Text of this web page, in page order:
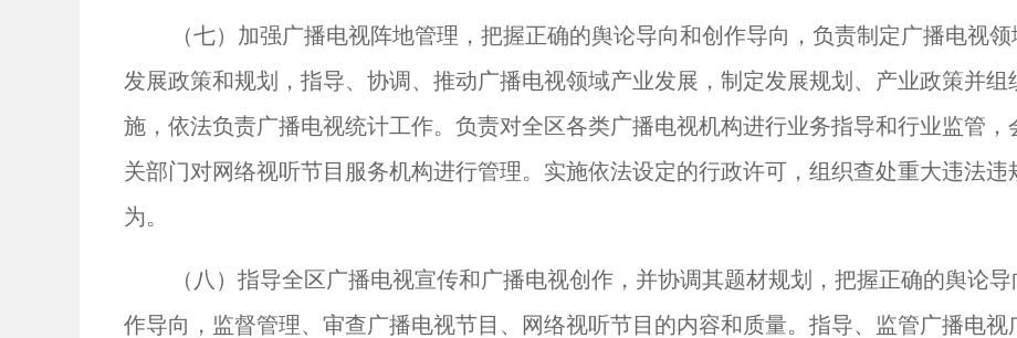
（七）加强广播电视阵地管理，把握正确的舆论导向和创作导向，负责制定广播电视领
发展政策和规划，指导、协调、推动广播电视领域产业发展，制定发展规划、产业政策并组
施，依法负责广播电视统计工作。负责对全区各类广播电视机构进行业务指导和行业监管，
关部门对网络视听节目服务机构进行管理。实施依法设定的行政许可，组织查处重大违法违
为。
（八）指导全区广播电视宣传和广播电视创作，并协调其题材规划，把握正确的舆论导
作导向，监督管理、审查广播电视节目、网络视听节目的内容和质量。指导、监管广播电视